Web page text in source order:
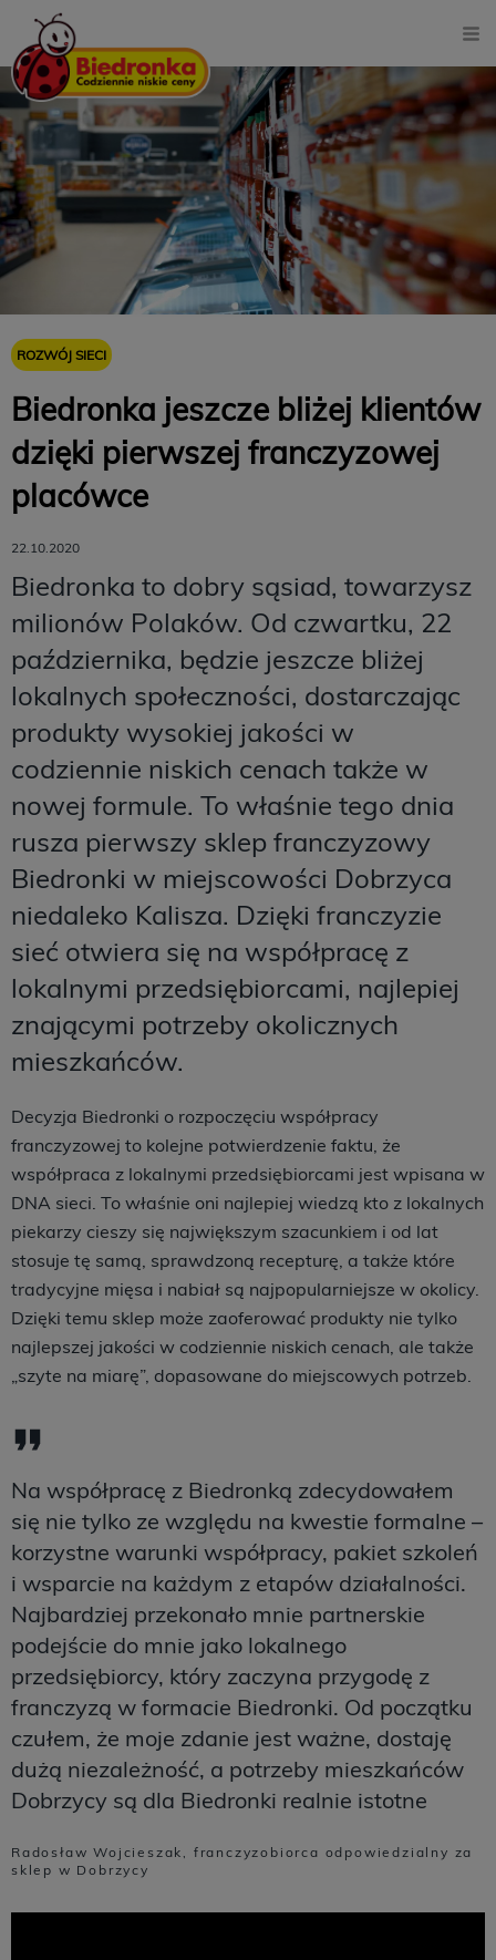
ROZWÓJ SIECI
Biedronka jeszcze bliżej klientów
dzięki pierwszej franczyzowej
placówce
22.10.2020
Biedronka to dobry sąsiad, towarzysz
milionów Polaków. Od czwartku, 22
października, będzie jeszcze bliżej
lokalnych społeczności, dostarczając
produkty wysokiej jakości w
codziennie niskich cenach także w
nowej formule. To właśnie tego dnia
rusza pierwszy sklep franczyzowy
Biedronki w miejscowości Dobrzyca
niedaleko Kalisza. Dzięki franczyzie
sieć otwiera się na współpracę z
lokalnymi przedsiębiorcami, najlepiej
znającymi potrzeby okolicznych
mieszkańców.
Decyzja Biedronki o rozpoczęciu współpracy
franczyzowej to kolejne potwierdzenie faktu, że
współpraca z lokalnymi przedsiębiorcami jest wpisana w
DNA sieci. To właśnie oni najlepiej wiedzą kto z lokalnych
piekarzy cieszy się największym szacunkiem i od lat
stosuje tę samą, sprawdzoną recepturę, a także które
tradycyjne mięsa i nabiał są najpopularniejsze w okolicy.
Dzięki temu sklep może zaoferować produkty nie tylko
najlepszej jakości w codziennie niskich cenach, ale także
„szyte na miarę”, dopasowane do miejscowych potrzeb.
Na współpracę z Biedronką zdecydowałem
się nie tylko ze względu na kwestie formalne –
korzystne warunki współpracy, pakiet szkoleń
i wsparcie na każdym z etapów działalności.
Najbardziej przekonało mnie partnerskie
podejście do mnie jako lokalnego
przedsiębiorcy, który zaczyna przygodę z
franczyzą w formacie Biedronki. Od początku
czułem, że moje zdanie jest ważne, dostaję
dużą niezależność, a potrzeby mieszkańców
Dobrzycy są dla Biedronki realnie istotne
Radosław Wojcieszak, franczyzobiorca odpowiedzialny za
sklep w Dobrzycy